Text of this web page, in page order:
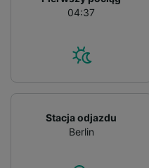
04:37
Stacja odjazdu
Berlin